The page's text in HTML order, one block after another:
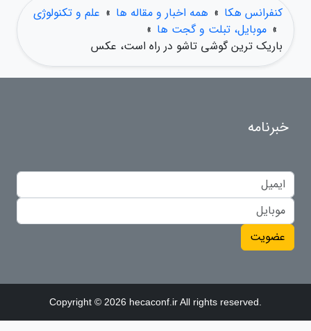
کنفرانس هکا » همه اخبار و مقاله ها » علم و تکنولوژی
» موبایل، تبلت و گجت ها »
باریک ترین گوشی تاشو در راه است، عکس
خبرنامه
عضویت
Copyright © 2026 hecaconf.ir All rights reserved.